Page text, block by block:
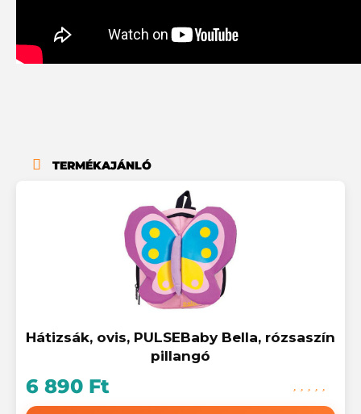
TERMÉKAJÁNLÓ
Hátizsák, ovis, PULSEBaby Bella, rózsaszín
pillangó
6 890 Ft